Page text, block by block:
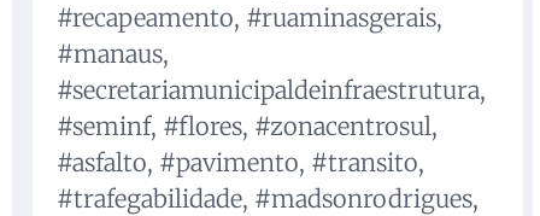
#recapeamento, #ruaminasgerais,
#manaus,
#secretariamunicipaldeinfraestrutura,
#seminf, #flores, #zonacentrosul,
#asfalto, #pavimento, #transito,
#trafegabilidade, #madsonrodrigues,